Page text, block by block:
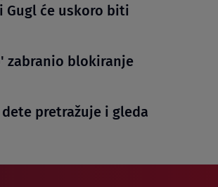
Gugl će uskoro biti
zabranio blokiranje
pretražuje i gleda